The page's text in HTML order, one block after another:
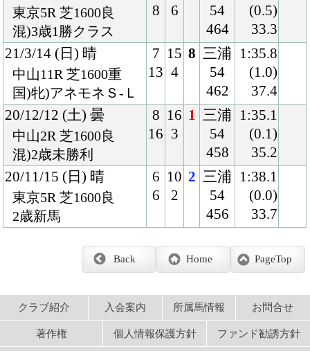
Back
クラブ紹介 入会案内 所属馬情報 お問合せ
著作権 個人情報保護方針 ファンド勧誘方針
アプリケーションプライバシーポリシー
PCサイト Copyright © CARROTCLUB